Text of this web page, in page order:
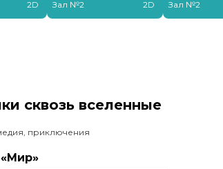
2D
Зал №2
2D
Зал №2
сквозь вселенные
приключения